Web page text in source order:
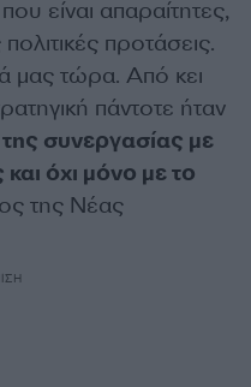
είναι απαραίτητες,
προτάσεις.
μας τώρα. Από κει
πάντοτε ήταν
συνεργασίας με
όχι μόνο με το
της Νέας